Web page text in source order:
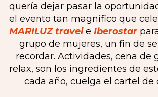
quería dejar pasar la
el evento tan magnífico que
MARILUZ travele Iberostar
grupo de mujeres, un fin de
recordar. Actividades, cena de
relax, son los ingredientes de
cada año, cuelga el cartel de